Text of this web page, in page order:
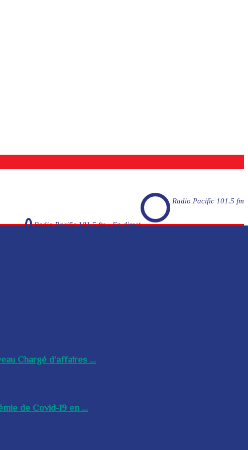
Radio Pacific 101.5 fm
Radio Pacific 101.5 fm - En direct
Chargé d’affaires ...
de Covid-19 en ...